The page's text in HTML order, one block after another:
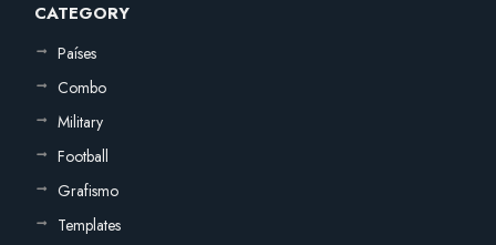
CATEGORY
Países
Combo
Military
Football
Grafismo
Templates